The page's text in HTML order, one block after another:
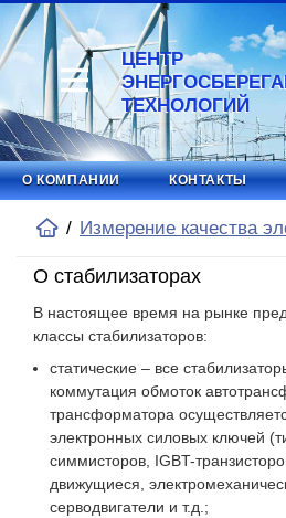
ЦЕНТР
ТЕХНОЛОГИЙ
О КОМПАНИИ КОНТАКТЫ
Измерение качества
О стабилизаторах
В настоящее время на рынке
классы стабилизаторов:
статические – все
коммутация обмоток
трансформатора
электронных силовых ключей
симмисторов, IGBT-
движущиеся,
серводвигатели и т.д.;